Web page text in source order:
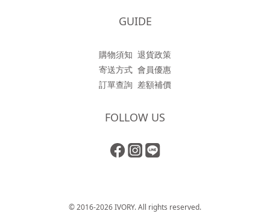
GUIDE
購物須知 退貨政策
寄送方式 會員優惠
訂單查詢 差額補價
FOLLOW US
© 2016-2026 IVORY. All rights reserved.